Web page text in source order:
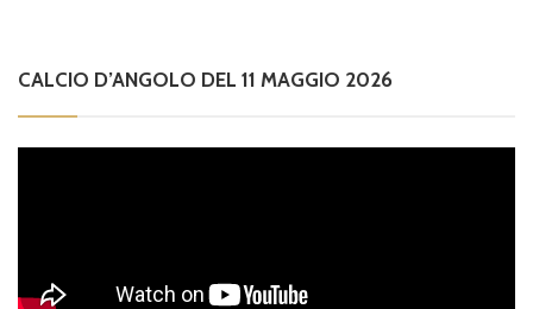
CALCIO D’ANGOLO DEL 11 MAGGIO 2026